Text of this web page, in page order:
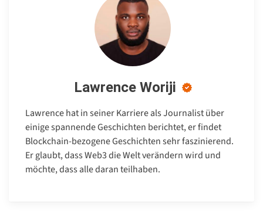
Lawrence Woriji
Lawrence hat in seiner Karriere als Journalist über
einige spannende Geschichten berichtet, er findet
Blockchain-bezogene Geschichten sehr faszinierend.
Er glaubt, dass Web3 die Welt verändern wird und
möchte, dass alle daran teilhaben.